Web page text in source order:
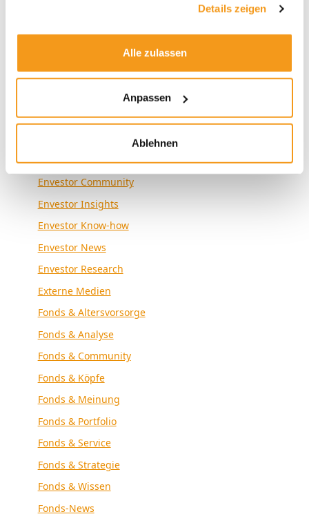
Details zeigen
Alle zulassen
Anpassen
Ablehnen
Kategorien
Envestor Academy
Envestor Community
Envestor Insights
Envestor Know-how
Envestor News
Envestor Research
Externe Medien
Fonds & Altersvorsorge
Fonds & Analyse
Fonds & Community
Fonds & Köpfe
Fonds & Meinung
Fonds & Portfolio
Fonds & Service
Fonds & Strategie
Fonds & Wissen
Fonds-News